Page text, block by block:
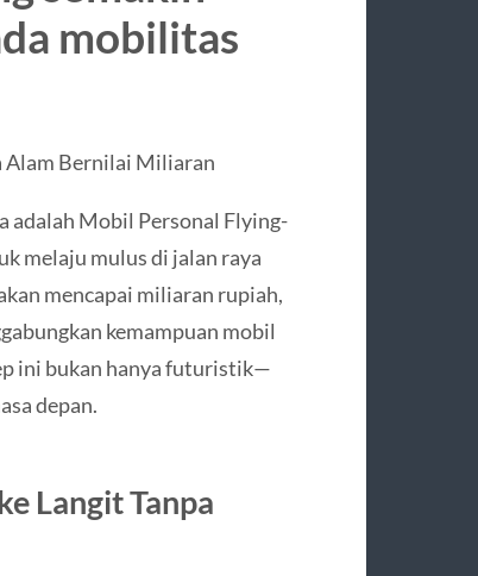
mobilitas
Bernilai Miliaran
adalah Mobil Personal Flying-
melaju mulus di jalan raya
mencapai miliaran rupiah,
kemampuan mobil
ini bukan hanya futuristik—
depan.
Langit Tanpa